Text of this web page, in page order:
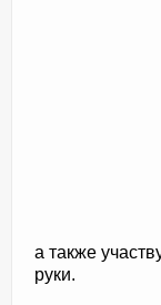
а также
руки.